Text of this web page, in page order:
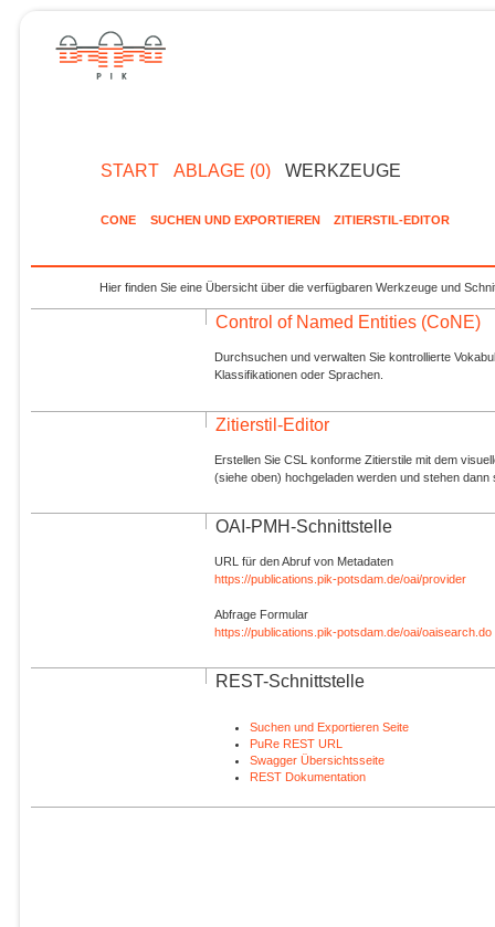
START ABLAGE (0) WERKZEUGE
CONE SUCHEN UND EXPORTIEREN ZITIERSTIL-EDITOR
Hier finden Sie eine Übersicht über die verfügbaren Werkzeuge und
Control of Named Entities (CoNE)
Durchsuchen und verwalten Sie kontrollierte
Klassifikationen oder Sprachen.
Zitierstil-Editor
Erstellen Sie CSL konforme Zitierstile mit dem
(siehe oben) hochgeladen werden und stehen dann
OAI-PMH-Schnittstelle
URL für den Abruf von Metadaten
https://publications.pik-potsdam.de/oai/provider
Abfrage Formular
https://publications.pik-potsdam.de/oai/oaisearch.do
REST-Schnittstelle
Suchen und Exportieren Seite
PuRe REST URL
Swagger Übersichtsseite
REST Dokumentation